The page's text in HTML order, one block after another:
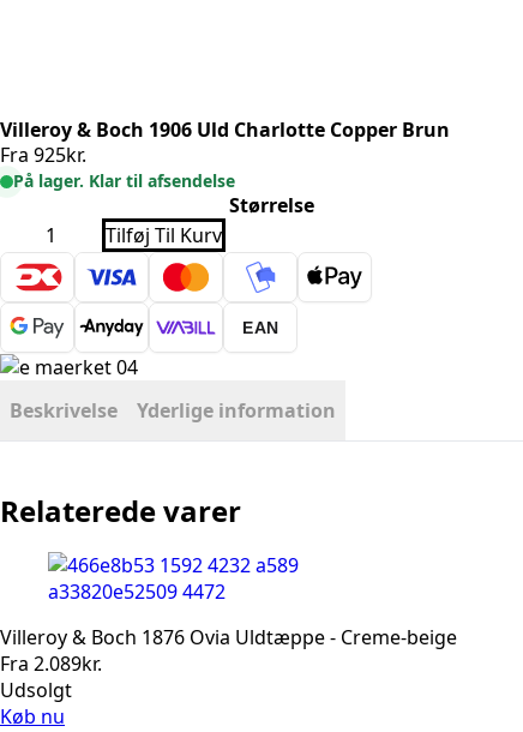
Villeroy & Boch 1906 Uld Charlotte Copper Brun
Fra 925kr.
På lager. Klar til afsendelse
Størrelse
Villeroy
&
Boch
1906
Uld
Charlotte
Copper
Brun
antal
Tilføj Til Kurv
EAN
Beskrivelse Yderlige information
Relaterede varer
Villeroy & Boch 1876 Ovia Uldtæppe - Creme-beige
Fra 2.089kr.
Udsolgt
Køb nu